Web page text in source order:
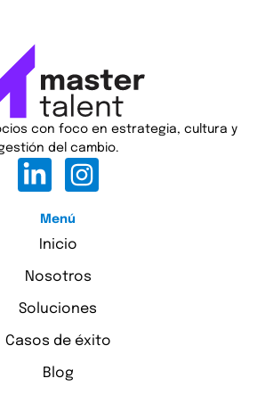
con foco en estrategia, cultura y
del cambio.
Menú
Inicio
Nosotros
Soluciones
Casos de éxito
Blog